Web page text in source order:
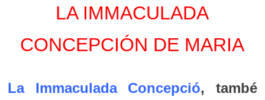
LA IMMACULADA
CONCEPCIÓN DE MARIA
La Immaculada Concepció, també